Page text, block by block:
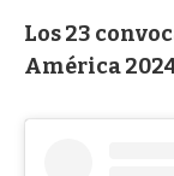
Los 23
América